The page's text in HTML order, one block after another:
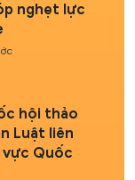
nghẹt lực
hội thảo
Luật liên
vực Quốc